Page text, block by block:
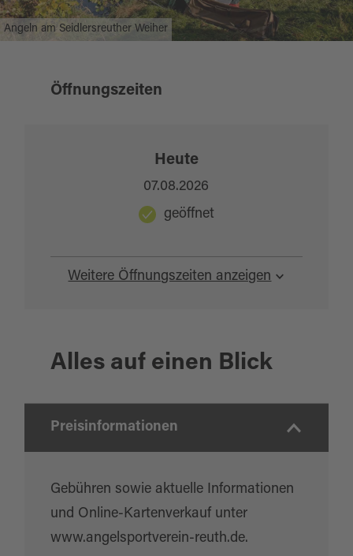
Campingplatz Schweinmühle,
Schweinmühle 1, 92670
Außerdem aktuelle Informationen und Online
https://www.angelsportverein-reuth.de/
destination.one , zuletzt geändert am 04.12.2025
Angeln am Seidlersreuther Weiher
Öffnungszeiten
Weitere Öffnungszeiten anzeigen
Heute
07.08.2026
geöffnet
Alles auf einen Blick
Preisinformationen
Gebühren sowie aktuelle Informationen
und Online-Kartenverkauf unter
www.angelsportverein-reuth.de.